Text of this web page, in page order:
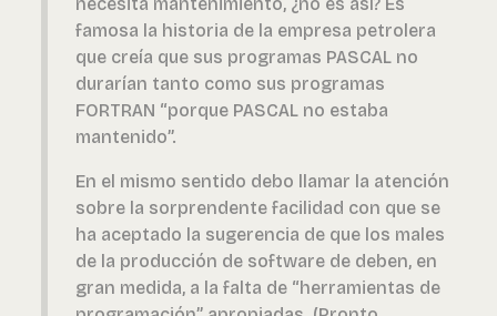
famosa la historia de la empresa petrolera
que creía que sus programas PASCAL no
durarían tanto como sus programas
FORTRAN “porque PASCAL no estaba
mantenido”.
En el mismo sentido debo llamar la atención
sobre la sorprendente facilidad con que se
ha aceptado la sugerencia de que los males
de la producción de software de deben, en
gran medida, a la falta de “herramientas de